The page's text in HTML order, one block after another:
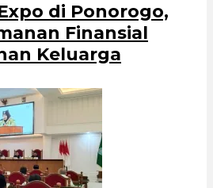
di Ponorogo,
Finansial
Keluarga